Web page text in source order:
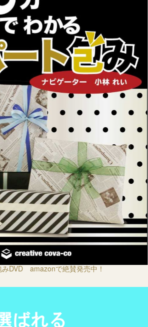
みDVD amazonで絶賛発売中！